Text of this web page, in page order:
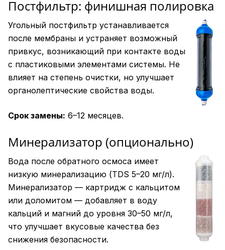
Постфильтр: финишная полировка
Угольный постфильтр устанавливается
после мембраны и устраняет возможный
привкус, возникающий при контакте воды
с пластиковыми элементами системы. Не
влияет на степень очистки, но улучшает
органолептические свойства воды.
Срок замены: 6–12 месяцев.
Минерализатор (опционально)
Вода после обратного осмоса имеет
низкую минерализацию (TDS 5–20 мг/л).
Минерализатор — картридж с кальцитом
или доломитом — добавляет в воду
кальций и магний до уровня 30–50 мг/л,
что улучшает вкусовые качества без
снижения безопасности.